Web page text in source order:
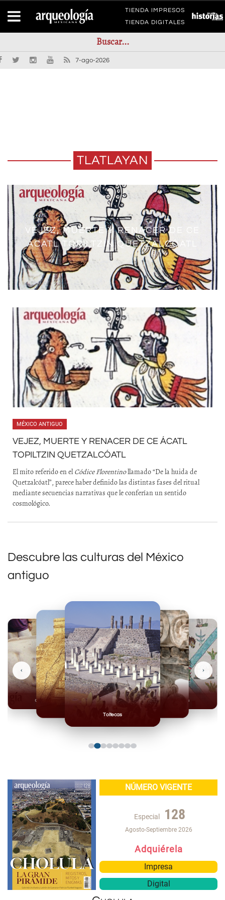
TIENDA IMPRESOS
TIENDA DIGITALES
7-ago-2026
TLATLAYAN
VEJEZ, MUERTE Y RENACER DE CE
ÁCATL TOPILTZIN QUETZALCÓATL
MÉXICO ANTIGUO
VEJEZ, MUERTE Y RENACER DE CE ÁCATL
TOPILTZIN QUETZALCÓATL
El mito referido en el Códice Florentinollamado “De la huida de
Quetzalcóatl”, parece haber definido las distintas fases del ritual
mediante secuencias narrativas que le conferían un sentido
cosmológico.
Descubre las culturas del México
antiguo
Toltecas
Mexicas
Olmecas
‹ ›
NÚMERO VIGENTE
Especial 128
Agosto-Septiembre 2026
Adquiérela
Impresa
Digital